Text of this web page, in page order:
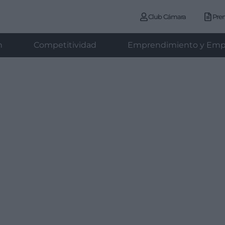
Club Cámara
Competitividad Emprendimiento y